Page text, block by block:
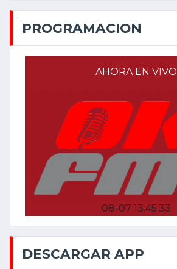
PROGRAMACION
AHORA EN VIVO
08-07 13:45:33
DESCARGAR APP